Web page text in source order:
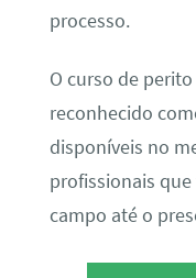
processo.
O curso de
reconhecido
disponíveis no
profissionais
campo até o